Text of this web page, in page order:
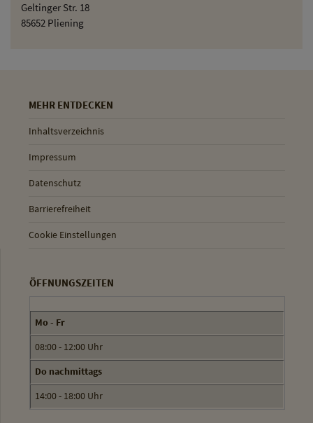
Geltinger Str. 18
85652 Pliening
MEHR ENTDECKEN
Inhaltsverzeichnis
Impressum
Datenschutz
Barrierefreiheit
Cookie Einstellungen
ÖFFNUNGSZEITEN
Mo - Fr
08:00 - 12:00 Uhr
Do nachmittags
14:00 - 18:00 Uhr